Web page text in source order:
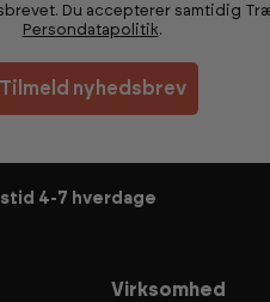
Du accepterer samtidig
Persondatapolitik.
Tilmeld nyhedsbrev
4-7 hverdage
Virksomhed